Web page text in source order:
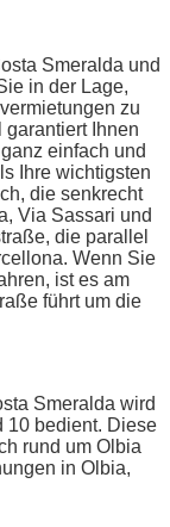
Smeralda und
in der Lage,
zu
garantiert Ihnen
einfach und
Ihre wichtigsten
die senkrecht
Via Sassari und
die parallel
Wenn Sie
ist es am
führt um die
Smeralda wird
10 bedient. Diese
rund um Olbia
in Olbia,